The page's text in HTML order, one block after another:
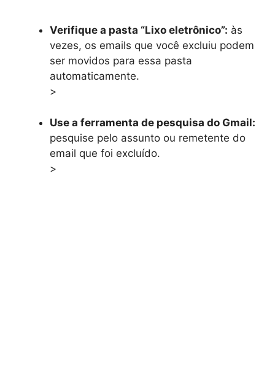
Verifique a pasta “Lixo eletrônico”: às
vezes, os emails que você excluiu podem
ser movidos para essa pasta
automaticamente.
>
Use a ferramenta de pesquisa do Gmail:
pesquise pelo assunto ou remetente do
email que foi excluído.
>